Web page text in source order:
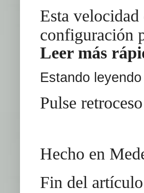
Esta velocidad
configuración
Leer más
Estando
Pulse
Hecho en
Fin del